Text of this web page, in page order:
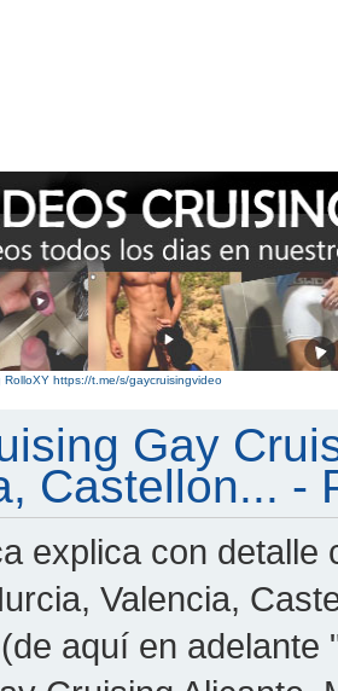
RolloXY https://t.me/s/gaycruisingvideo
Gay
Castellon... -
explica con
Valencia,
aquí en